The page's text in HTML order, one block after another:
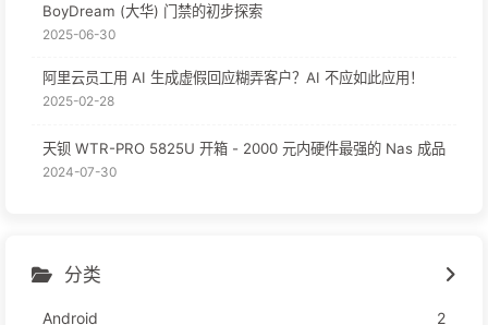
BoyDream (大华) 门禁的初步探索
2025-06-30
阿里云员工用 AI 生成虚假回应糊弄客户？AI 不应如此应用！
2025-02-28
天钡 WTR-PRO 5825U 开箱 - 2000 元内硬件最强的 Nas 成品
2024-07-30
分类
Android
2